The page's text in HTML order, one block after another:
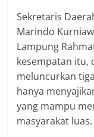
Sekretaris
Marindo
Lampung
kesempatan itu,
meluncurkan
hanya
yang mampu
masyarakat luas.